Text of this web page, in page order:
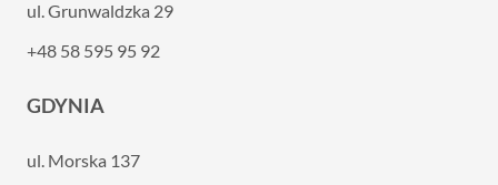
ul. Grunwaldzka 29
+48 58 595 95 92
GDYNIA
ul. Morska 137